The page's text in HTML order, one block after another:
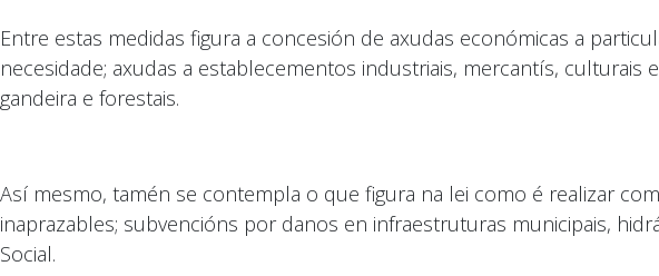
Entre estas medidas figura a concesión de axudas económicas a
necesidade; axudas a establecementos industriais, mercantís,
gandeira e forestais.
Así mesmo, tamén se contempla o que figura na lei como é realizar
inaprazables; subvencións por danos en infraestruturas municipais,
Social.